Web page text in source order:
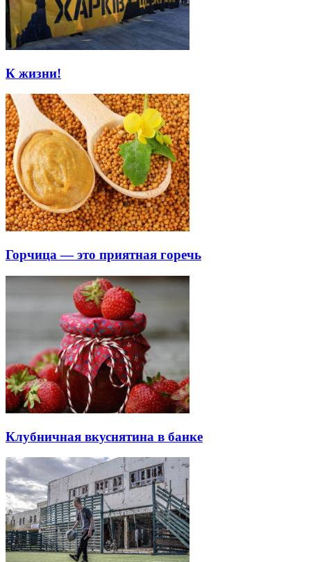
К жизни!
Горчица — это приятная горечь
Клубничная вкуснятина в банке